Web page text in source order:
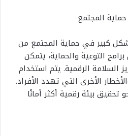
المجتمع
كبير في حماية المجتمع من
برامج التوعية والحماية، يتمكن
السلامة الرقمية. يتم استخدام
الأخرى التي تهدد الأفراد.
بيئة رقمية أكثر أمانًا